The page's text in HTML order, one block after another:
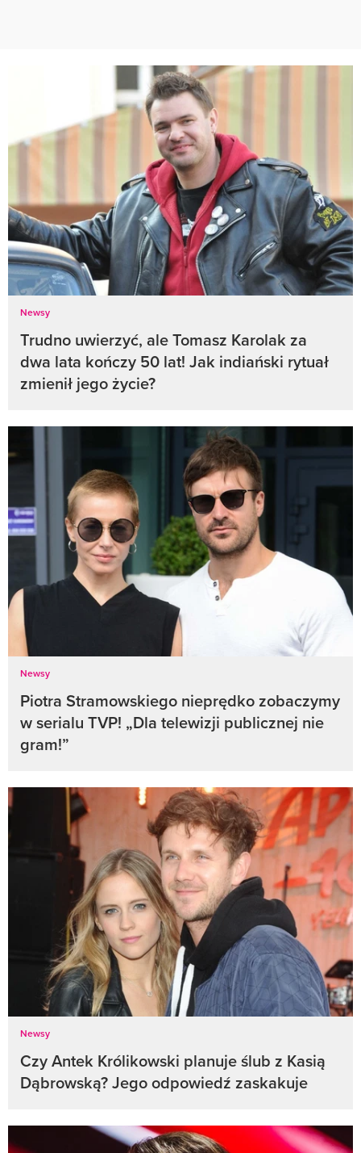
Newsy
Trudno uwierzyć, ale Tomasz Karolak za
dwa lata kończy 50 lat! Jak indiański rytuał
zmienił jego życie?
Newsy
Piotra Stramowskiego nieprędko zobaczymy
w serialu TVP! „Dla telewizji publicznej nie
gram!”
Newsy
Czy Antek Królikowski planuje ślub z Kasią
Dąbrowską? Jego odpowiedź zaskakuje